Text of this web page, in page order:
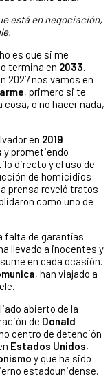
está en negociación,
es que si me
termina en 2033.
2027 nos vamos en
, primero si te
cosa, o no hacer nada,
en 2019
y prometiendo
directo y el uso de
de homicidios
prensa reveló tratos
como uno de
falta de garantías
llevado a inocentes y
en cada ocasión.
, han viajado a
abierto de la
de Donald
centro de detención
Estados Unidos,
y que ha sido
estadounidense.